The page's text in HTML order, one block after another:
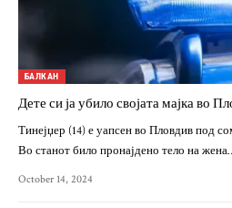
БАЛКАН
Дете си ја убило својата мајка во
Тинејџер (14) е уапсен во Пловдив под
Во станот било пронајдено тело на
October 14, 2024